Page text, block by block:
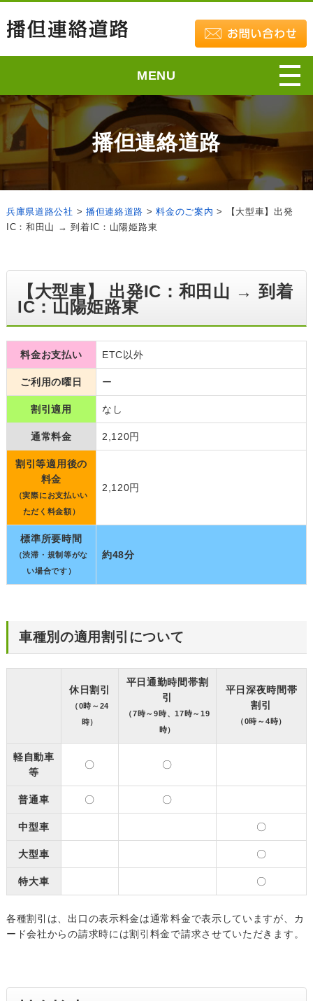
MENU
播但連絡道路
兵庫県道路公社 > 播但連絡道路 >料金のご案内 >
【大型車】出発
IC：和田山 → 到着IC：山陽姫路東
【大型車】 出発IC：和田山 → 到着
IC：山陽姫路東
料金お支払い ETC以外
ご利用の曜日 ー
割引適用 なし
通常料金 2,120円
割引等適用後の
料金
（実際にお支払いい
ただく料金額）
2,120円
標準所要時間
（渋滞・規制等がな
い場合です）
約48分
車種別の適用割引について
休日割引
（0時～24
時）
平日通勤時間帯割
引
（7時～9時、17時～19
時）
平日深夜時間帯
割引
（0時～4時）
軽自動車
等
〇 〇
普通車 〇 〇
中型車 〇
大型車 〇
特大車 〇
各種割引は、出口の表示料金は通常料金で表示していますが、カ
ード会社からの請求時には割引料金で請求させていただきます。